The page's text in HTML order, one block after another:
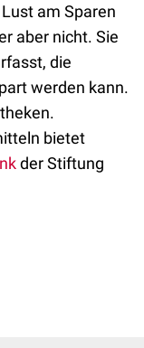
am Sparen
aber nicht. Sie
die
werden kann.
bietet
der Stiftung